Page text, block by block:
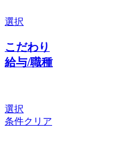
選択
こだわり
給与/職種
選択
条件クリア